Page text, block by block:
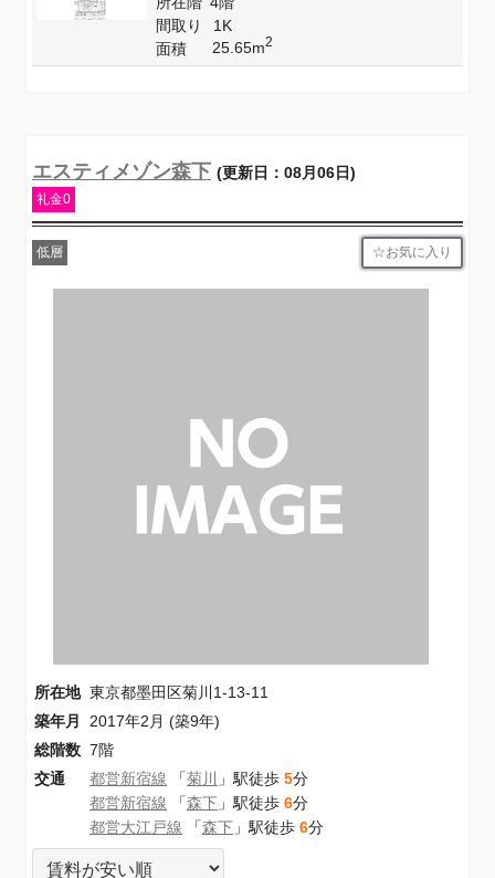
間取り
1K
面積
25.65m2
エスティメゾン森下 (更新日：08月06日)
礼金0
低層 お気に入り
所在地 東京都墨田区菊川1-13-11
築年月
2017年2月 (築9年)
総階数 7階
交通
都営新宿線 「菊川 」駅徒歩 5分
都営新宿線 「森下 」駅徒歩 6分
都営大江戸線 「森下 」駅徒歩 6分